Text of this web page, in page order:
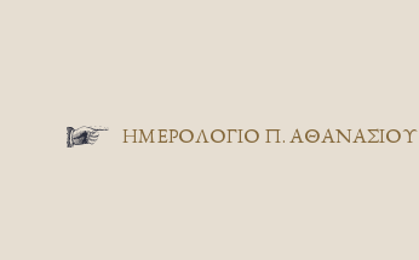
ΗΜΕΡΟΛΟΓΙΟ Π. ΑΘΑΝΑΣΙΟΥ